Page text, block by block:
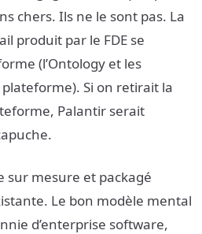
chers. Ils ne le sont pas. La
produit par le FDE se
(l’Ontology et les
Si on retirait la
Palantir serait
sur mesure et packagé
Le bon modèle mental
d’enterprise software,